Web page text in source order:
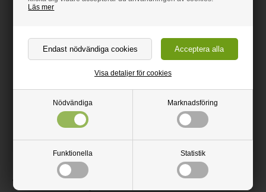
Läs mer
Nödvändiga Marknadsföring
Funktionella Statistik
Visa detaljer för cookies
som för övrigt är väldigt enkel att arbeta med.
Smörja ut limmet på laminatskivan med en pensel och låt den
att vara noggrann då det inte är möjligt att justera laminatskivan
i efterhand.
Använd därefter en gummirulle eller gummihammare till att
pressa ihop plattorna, för att säkra full kontakt mellan skivorna.
Underhållsanvisning PDF
Tillhörande produkter